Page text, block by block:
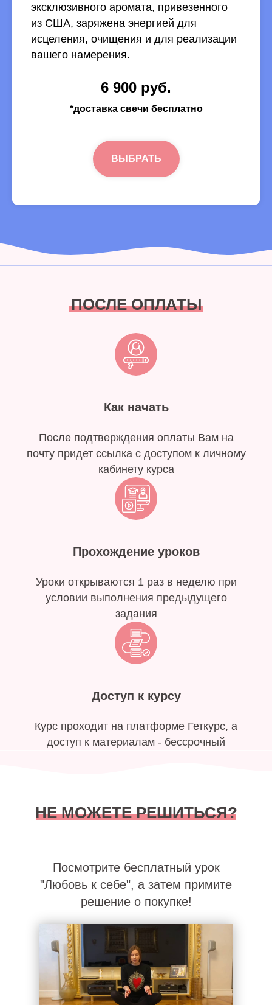
эксклюзивного аромата, привезенного
из США, заряжена энергией для
исцеления, очищения и для реализации
вашего намерения.
6 900 руб.
*доставка свечи бесплатно
ВЫБРАТЬ
ПОСЛЕ ОПЛАТЫ
Как начать
После подтверждения оплаты Вам на
почту придет ссылка с доступом к личному
кабинету курса
Прохождение уроков
Уроки открываются 1 раз в неделю при
условии выполнения предыдущего
задания
Доступ к курсу
Курс проходит на платформе Геткурс, а
доступ к материалам - бессрочный
НЕ МОЖЕТЕ РЕШИТЬСЯ?
Посмотрите бесплатный урок
"Любовь к себе", а затем примите
решение о покупке!